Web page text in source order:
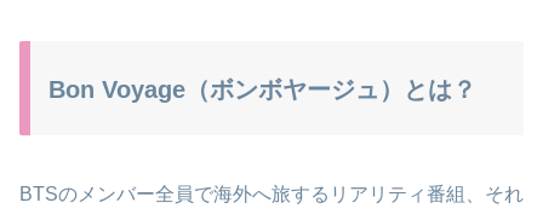
Bon Voyage（ボンボヤージュ）とは？
BTSのメンバー全員で海外へ旅するリアリティ番組、それ